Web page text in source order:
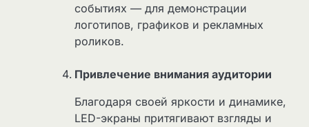
событиях — для демонстрации
логотипов, графиков и рекламных
роликов.
Привлечение внимания аудитории
Благодаря своей яркости и динамике,
LED-экраны притягивают взгляды и